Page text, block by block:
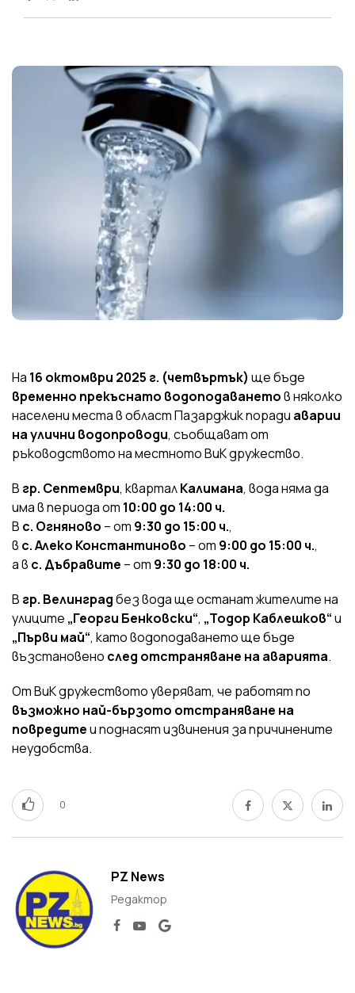
На 16 октомври 2025 г. (четвъртък) ще бъде
временно прекъснато водоподаванетов няколко
населени места в област Пазарджик поради аварии
на улични водопроводи, съобщават от
ръководството на местното ВиК дружество.
В гр. Септември, кварталКалимана, вода няма да
има в периода от 10:00 до 14:00 ч.
В с. Огняново – от 9:30 до 15:00 ч.,
в с. Алеко Константиново – от 9:00 до 15:00 ч.,
а в с. Дъбравите – от 9:30 до 18:00 ч.
В гр. Велинградбез вода ще останат жителите на
улиците „Георги Бенковски“, „Тодор Каблешков“и
„Първи май“, като водоподаването ще бъде
възстановено след отстраняване на аварията.
От ВиК дружеството уверяват, че работят по
възможно най-бързото отстраняване на
повредитеи поднасят извинения за причинените
неудобства.
0
PZ News
Редактор